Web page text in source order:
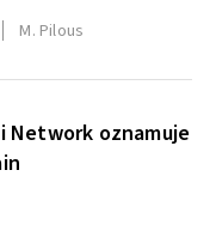
M. Pilous
Network oznamuje